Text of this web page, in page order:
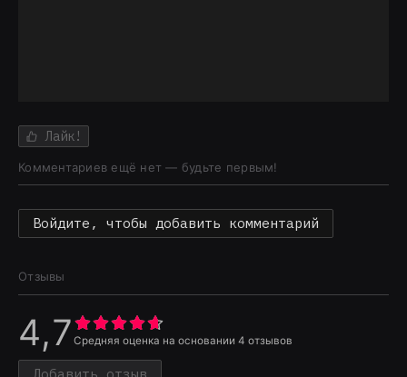
Лайк!
Комментариев ещё нет — будьте первым!
Войдите, чтобы добавить комментарий
Отзывы
4,7 Средняя оценка на основании 4 отзывов